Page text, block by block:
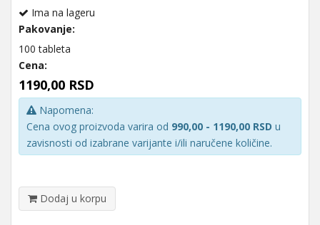
Ima na lageru
Pakovanje:
100 tableta
Cena:
1190,00 RSD
Napomena:
Cena ovog proizvoda varira od 990,00 - 1190,00 RSD u
zavisnosti od izabrane varijante i/ili naručene količine.
Dodaj u korpu